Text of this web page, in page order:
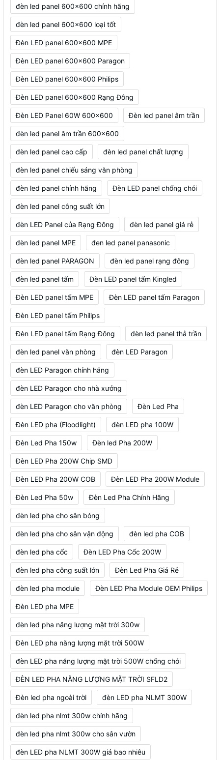
đèn led panel 600x600 chính hãng
đèn led panel 600x600 loại tốt
Đèn LED panel 600x600 MPE
Đèn LED panel 600x600 Paragon
Đèn LED panel 600x600 Philips
Đèn LED panel 600x600 Rạng Đông
Đèn LED Panel 60W 600x600 Đèn led panel âm trần
đèn led panel âm trần 600x600
đèn led panel cao cấp đèn led panel chất lượng
đèn led panel chiếu sáng văn phòng
đèn led panel chính hãng Đèn LED panel chống chói
đèn led panel công suất lớn
đèn LED Panel của Rạng Đông đèn led panel giá rẻ
đèn led panel MPE đen led panel panasonic
đèn led panel PARAGON đèn led panel rạng đông
đèn led panel tấm Đèn LED panel tấm Kingled
Đèn LED panel tấm MPE Đèn LED panel tấm Paragon
Đèn LED panel tấm Philips
Đèn LED panel tấm Rạng Đông đèn led panel thả trần
đèn led panel văn phòng đèn LED Paragon
đèn LED Paragon chính hãng
đèn LED Paragon cho nhà xưởng
đèn LED Paragon cho văn phòng Đèn Led Pha
Đèn LED pha (Floodlight) đèn LED pha 100W
Đèn Led Pha 150w Đèn led Pha 200W
Đèn LED Pha 200W Chip SMD
Đèn LED Pha 200W COB Đèn LED Pha 200W Module
Đèn Led Pha 50w Đèn Led Pha Chính Hãng
đèn led pha cho sân bóng
đèn led pha cho sân vận động đèn led pha COB
đèn led pha cốc Đèn LED Pha Cốc 200W
đèn led pha công suất lớn Đèn Led Pha Giá Rẻ
đèn led pha module Đèn LED Pha Module OEM Philips
Đèn LED pha MPE
đèn led pha năng lượng mặt trời 300w
Đèn LED pha năng lượng mặt trời 500W
đèn LED pha năng lượng mặt trời 500W chống chói
ĐÈN LED PHA NĂNG LƯỢNG MẶT TRỜI SFLD2
Đèn led pha ngoài trời đèn LED pha NLMT 300W
đèn led pha nlmt 300w chính hãng
đèn led pha nlmt 300w cho sân vườn
đèn LED pha NLMT 300W giá bao nhiêu